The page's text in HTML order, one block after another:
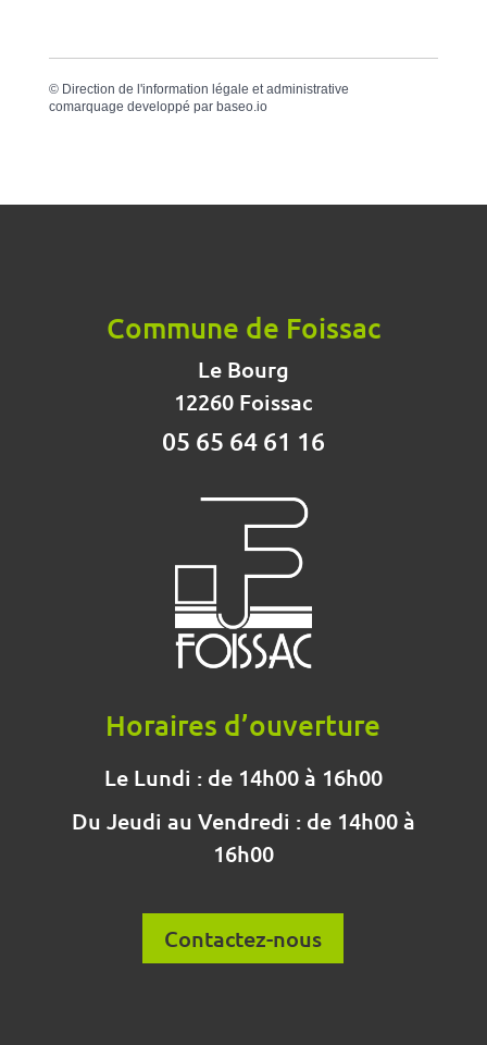
© Direction de l'information légale et administrative
comarquage developpé par baseo.io
Commune de Foissac
Le Bourg
12260 Foissac
05 65 64 61 16
Horaires d’ouverture
Le Lundi : de 14h00 à 16h00
Du Jeudi au Vendredi : de 14h00 à
16h00
Contactez-nous